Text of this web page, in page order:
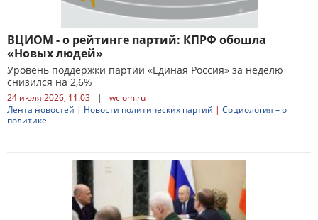
ВЦИОМ - о рейтинге партий: КПРФ обошла
«Новых людей»
Уровень поддержки партии «Единая Россия» за неделю
снизился на 2,6%
24 июля 2026, 11:03 |
wciom.ru
Лента новостей | Новости политических партий | Социология – о
политике